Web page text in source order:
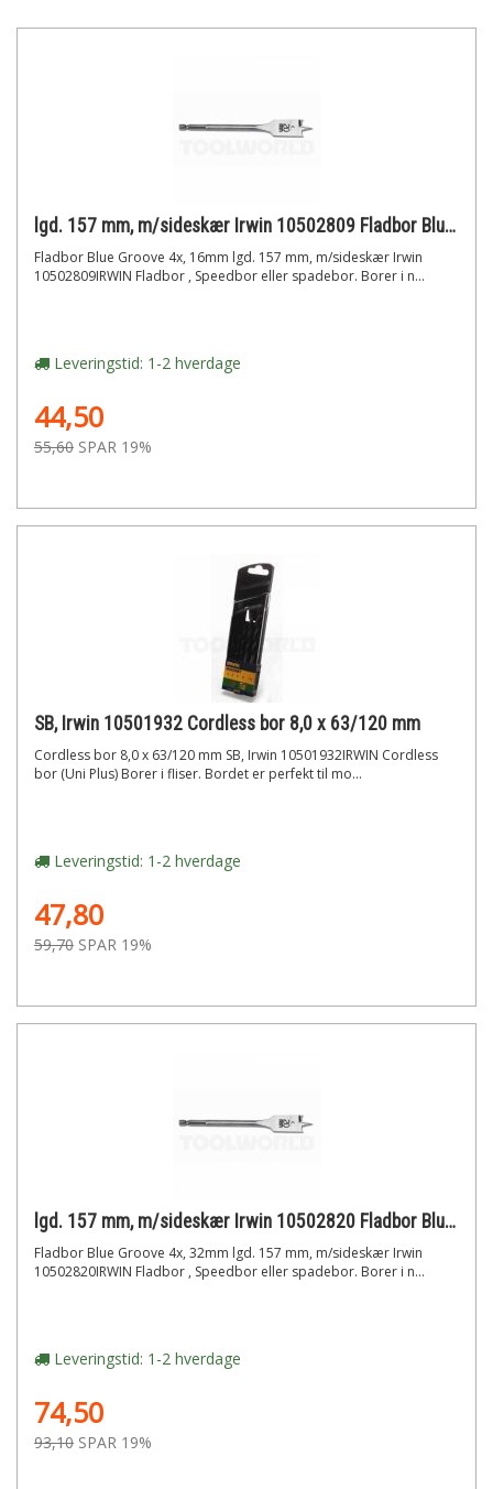
lgd. 157 mm, m/sideskær Irwin 10502809 Fladbor Blue Groove 4x, 16mm
Fladbor Blue Groove 4x, 16mm lgd. 157 mm, m/sideskær Irwin
10502809IRWIN Fladbor , Speedbor eller spadebor. Borer i n...
Leveringstid: 1-2 hverdage
44,50
55,60 SPAR 19%
SB, Irwin 10501932 Cordless bor 8,0 x 63/120 mm
Cordless bor 8,0 x 63/120 mm SB, Irwin 10501932IRWIN Cordless
bor (Uni Plus) Borer i fliser. Bordet er perfekt til mo...
Leveringstid: 1-2 hverdage
47,80
59,70 SPAR 19%
lgd. 157 mm, m/sideskær Irwin 10502820 Fladbor Blue Groove 4x, 32mm
Fladbor Blue Groove 4x, 32mm lgd. 157 mm, m/sideskær Irwin
10502820IRWIN Fladbor , Speedbor eller spadebor. Borer i n...
Leveringstid: 1-2 hverdage
74,50
93,10 SPAR 19%